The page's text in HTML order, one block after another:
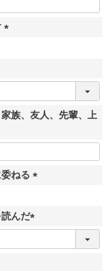
族、友人、先輩、上
ねる
須
んだ
必